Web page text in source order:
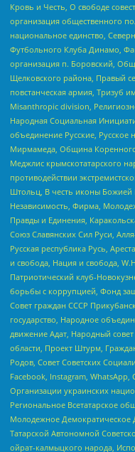
Кровь и Честь, О свободе
организация общественного
национальное единство,
Футбольного Клуба Динамо,
организация п. Боровский,
Щелковского района, Правый
повстанческая армия, Тризуб
Misanthropic division,
Народная Социальная
объединение Русские,
Мирмамеда, Община Коренного
Меджлис крымскотатарского
противодействии
Штольц, В честь иконы Божией
Независимость, Фирма,
Правды и Единения,
Союз Славянских Сил Руси,
Русская республика Русь,
и свобода, Нация и свобода,
Патриотический клуб-
борьбы с коррупцией, Фонд
Совет граждан СССР
государство, Народное
движение Адат, Народный
области, Проект Штурм,
Родов, Совет Советских
Facebook, Instagram,
Организации украинских
Региональное Всетатарское
Молодежное Демократическое
Татарской Автономной
ойрат-калмыцкого народа,